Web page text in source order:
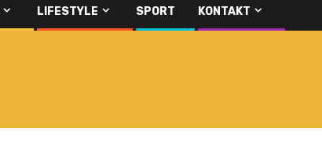
LIFESTYLE SPORT KONTAKT